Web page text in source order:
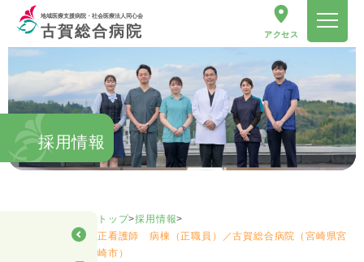
地域医療支援病院・社会医療法人同心会
古賀総合病院 アクセス
採用情報
トップ>採用情報>
正看護師 病棟（正職員）／古賀総合病院（宮崎県宮
崎市）